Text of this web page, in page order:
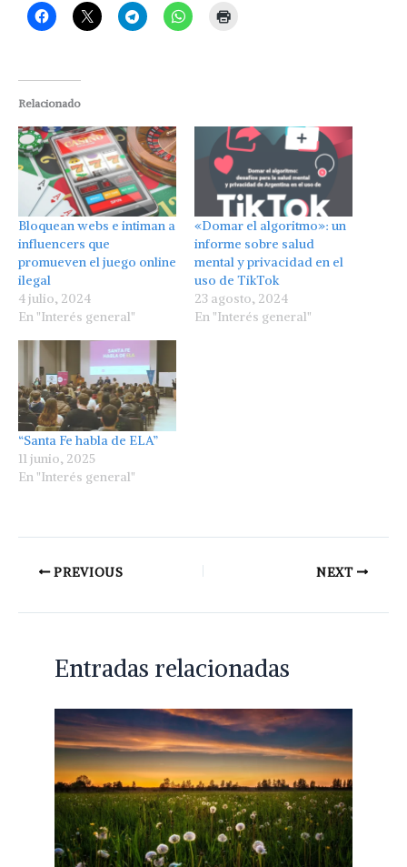
Relacionado
Bloquean webs e intiman a
influencers que
promueven el juego online
ilegal
4 julio, 2024
En "Interés general"
«Domar el algoritmo»: un
informe sobre salud
mental y privacidad en el
uso de TikTok
23 agosto, 2024
En "Interés general"
“Santa Fe habla de ELA”
11 junio, 2025
En "Interés general"
PREVIOUS NEXT
Entradas relacionadas